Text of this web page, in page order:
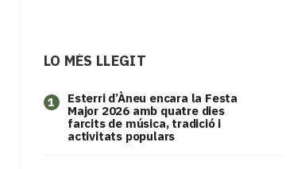
LO MÉS LLEGIT
1
Esterri d’Àneu encara la Festa
Major 2026 amb quatre dies
farcits de música, tradició i
activitats populars